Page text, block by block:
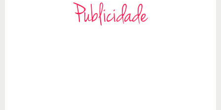
Publicidade